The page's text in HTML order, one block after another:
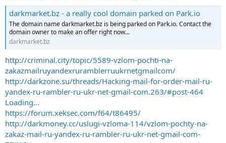
darkmarket.bz - a really cool domain parked on Park.io
The domain name darkmarket.bz is being parked on Park.io. Contact the
domain owner to make an offer right now...
darkmarket.bz
http://criminal.city/topic/5589-vzlom-pochti-na-
zakazmailruyandexruramblerruukrnetgmailcom/
http://darkzone.su/threads/Hacking-mail-for-order-mail-ru-
yandex-ru-rambler-ru-ukr-net-gmail-com.263/#post-464
Loading...
https://forum.xeksec.com/f64/t86495/
http://darkmoney.cc/uslugi-vzloma-114/vzlom-pochty-na-
zakaz-mail-ru-yandex-ru-rambler-ru-ukr-net-gmail-com-